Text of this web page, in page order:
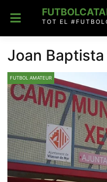
content
TOT EL
Joan Baptista
FUTBOL AMATEUR